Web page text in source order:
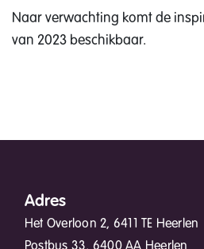
Naar verwachting komt de
van 2023 beschikbaar.
Adres
Het Overloon 2, 6411 TE Heerlen
Postbus 33, 6400 AA Heerlen